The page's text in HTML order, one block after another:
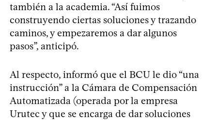
también a la academia. “Así fuimos
construyendo ciertas soluciones y trazando
caminos, y empezaremos a dar algunos
pasos”, anticipó.
Al respecto, informó que el BCU le dio “una
instrucción” a la Cámara de Compensación
Automatizada (operada por la empresa
Urutec y que se encarga de dar soluciones